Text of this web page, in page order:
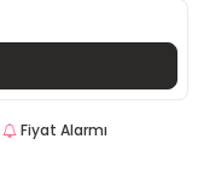
Fiyat Alarmı